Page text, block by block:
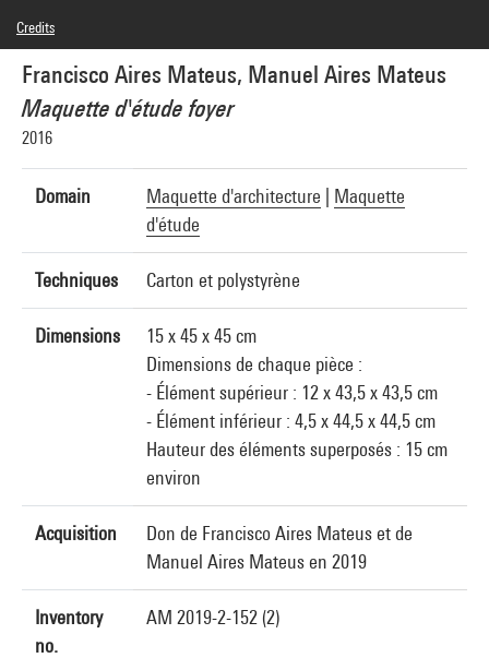
Francisco Aires Mateus, Manuel Aires Mateus
Maquette d'étude foyer
2016
Domain Maquette d'architecture
Maquette
d'étude
Techniques Carton et polystyrène
Dimensions
15 x 45 x 45 cm
Dimensions de chaque pièce :
- Élément supérieur : 12 x 43,5 x 43,5 cm
- Élément inférieur : 4,5 x 44,5 x 44,5 cm
Hauteur des éléments superposés : 15 cm
environ
Acquisition
Don de Francisco Aires Mateus et de
Manuel Aires Mateus en 2019
Inventory
no.
AM 2019-2-152 (2)
Credits
© Francisco Aires Mateus, © Manuel Aires Mateus
Photo credits : Centre Pompidou, MNAM-CCI/Philippe Migeat/Dist. GrandPalaisRmn
Image presentation :GrandPalaisRmnPhoto